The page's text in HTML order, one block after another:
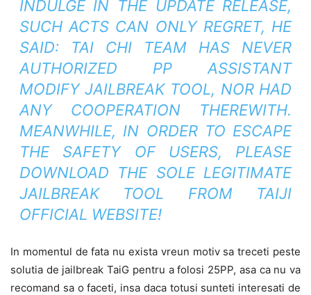
INDULGE IN THE UPDATE RELEASE,
SUCH ACTS CAN ONLY REGRET, HE
SAID: TAI CHI TEAM HAS NEVER
AUTHORIZED PP ASSISTANT
MODIFY JAILBREAK TOOL, NOR HAD
ANY COOPERATION THEREWITH.
MEANWHILE, IN ORDER TO ESCAPE
THE SAFETY OF USERS, PLEASE
DOWNLOAD THE SOLE LEGITIMATE
JAILBREAK TOOL FROM TAIJI
OFFICIAL WEBSITE!
In momentul de fata nu exista vreun motiv sa treceti peste
solutia de jailbreak TaiG pentru a folosi 25PP, asa ca nu va
recomand sa o faceti, insa daca totusi sunteti interesati de